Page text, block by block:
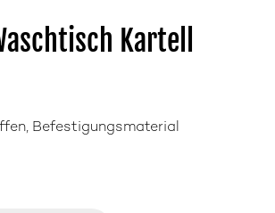
Kartell
Befestigungsmaterial